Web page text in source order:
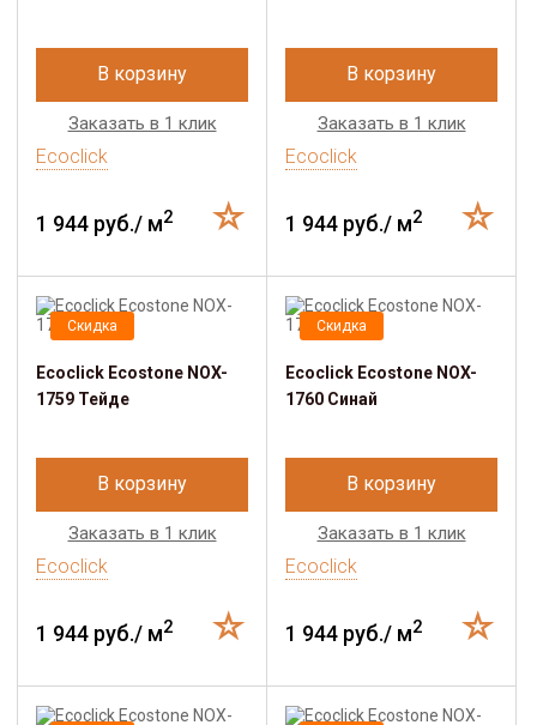
В корзину
Заказать в 1 клик
Ecoclick
1 944 руб./ м2
В корзину
Заказать в 1 клик
Ecoclick
1 944 руб./ м2
Скидка
Ecoclick Ecostone NOX-
1759 Тейде
В корзину
Заказать в 1 клик
Ecoclick
1 944 руб./ м2
Скидка
Ecoclick Ecostone NOX-
1760 Синай
В корзину
Заказать в 1 клик
Ecoclick
1 944 руб./ м2